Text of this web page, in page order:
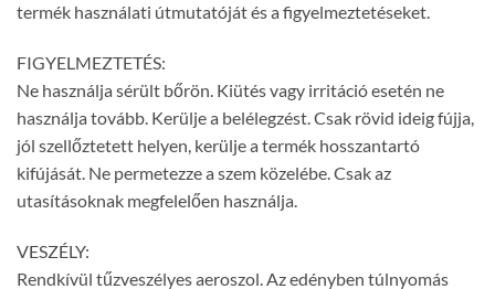
termék használati útmutatóját és a figyelmeztetéseket.
FIGYELMEZTETÉS:
Ne használja sérült bőrön. Kiütés vagy irritáció esetén ne
használja tovább. Kerülje a belélegzést. Csak rövid ideig fújja,
jól szellőztetett helyen, kerülje a termék hosszantartó
kifújását. Ne permetezze a szem közelébe. Csak az
utasításoknak megfelelően használja.
VESZÉLY:
Rendkívül tűzveszélyes aeroszol. Az edényben túlnyomás